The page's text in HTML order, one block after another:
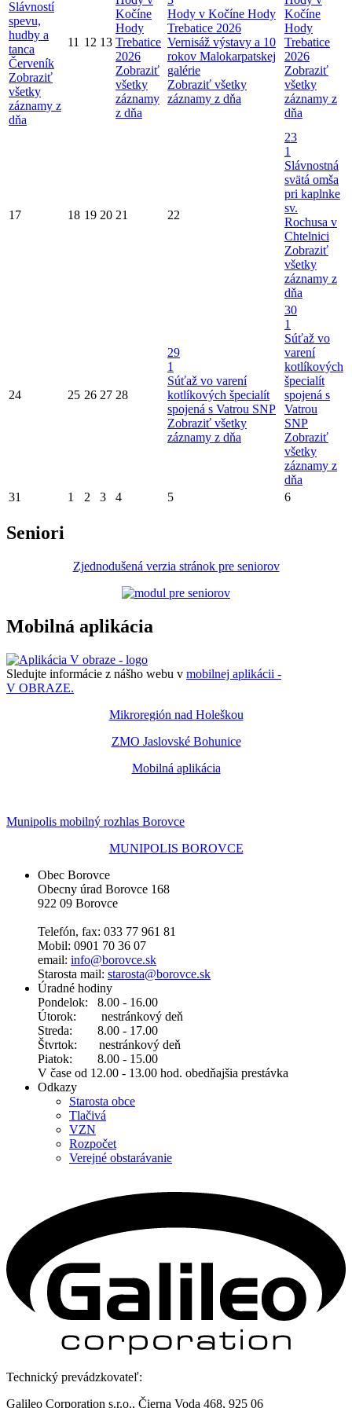
Slávností
spevu,
hudby a
tanca
Červeník
Zobraziť
všetky
záznamy z
dňa
11 12 13
Kočíne
Hody
Trebatice
2026
Zobraziť
všetky
záznamy
z dňa
Hody v Kočíne Hody
Trebatice 2026
Vernisáž výstavy a 10
rokov Malokarpatskej
galérie
Zobraziť všetky
záznamy z dňa
Kočíne
Hody
Trebatice
2026
Zobraziť
všetky
záznamy z
dňa
17 18 19 20 21 22
23
1
Slávnostná
svätá omša
pri kaplnke
sv.
Rochusa v
Chtelnici
Zobraziť
všetky
záznamy z
dňa
24 25 26 27 28
29
1
Súťaž vo varení
kotlíkových špecialít
spojená s Vatrou SNP
Zobraziť všetky
záznamy z dňa
30
1
Súťaž vo
varení
kotlíkových
špecialít
spojená s
Vatrou
SNP
Zobraziť
všetky
záznamy z
dňa
31
1 2 3 4 5 6
Seniori
Zjednodušená verzia stránok pre seniorov
Mobilná aplikácia
Sledujte informácie z nášho webu v mobilnej aplikácii -
V OBRAZE.
Mikroregión nad Holeškou
ZMO Jaslovské Bohunice
Mobilná aplikácia
Munipolis mobilný rozhlas Borovce
MUNIPOLIS BOROVCE
Obec Borovce
Obecny úrad Borovce 168
922 09 Borovce
Telefón, fax: 033 77 961 81
Mobil: 0901 70 36 07
email: info@borovce.sk
Starosta mail: starosta@borovce.sk
Úradné hodiny
Pondelok: 8.00 - 16.00
Útorok: nestránkový deň
Streda: 8.00 - 17.00
Štvrtok: nestránkový deň
Piatok: 8.00 - 15.00
V čase od 12.00 - 13.00 hod. obedňajšia prestávka
Odkazy
Starosta obce
Tlačivá
VZN
Rozpočet
Verejné obstarávanie
Technický prevádzkovateľ:
Galileo Corporation s.r.o., Čierna Voda 468, 925 06